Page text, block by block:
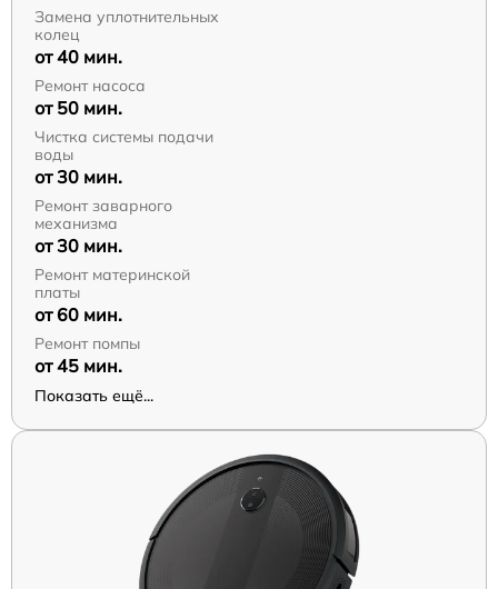
Замена уплотнительных
колец
от 40 мин.
Ремонт насоса
от 50 мин.
Чистка системы подачи
воды
от 30 мин.
Ремонт заварного
механизма
от 30 мин.
Ремонт материнской
платы
от 60 мин.
Ремонт помпы
от 45 мин.
Показать ещё...